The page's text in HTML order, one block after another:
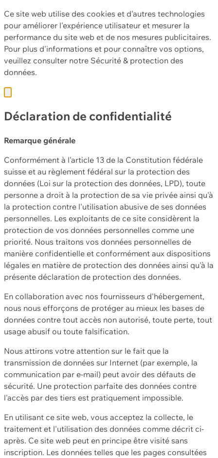
Ce site web utilise des cookies et d'autres technologies
pour améliorer l'expérience utilisateur et mesurer la
performance du site web et de nos mesures publicitaires.
Pour plus d'informations et pour connaître vos options,
veuillez consulter notre Sécurité & protection des
données.
Déclaration de confidentialité
Remarque générale
Conformément à l'article 13 de la Constitution fédérale
suisse et au règlement fédéral sur la protection des
données (Loi sur la protection des données, LPD), toute
personne a droit à la protection de sa vie privée ainsi qu'à
la protection contre l'utilisation abusive de ses données
personnelles. Les exploitants de ce site considèrent la
protection de vos données personnelles comme une
priorité. Nous traitons vos données personnelles de
manière confidentielle et conformément aux dispositions
légales en matière de protection des données ainsi qu'à la
présente déclaration de protection des données.
En collaboration avec nos fournisseurs d'hébergement,
nous nous efforçons de protéger au mieux les bases de
données contre tout accès non autorisé, toute perte, tout
usage abusif ou toute falsification.
Nous attirons votre attention sur le fait que la
transmission de données sur Internet (par exemple, la
communication par e-mail) peut avoir des défauts de
sécurité. Une protection parfaite des données contre
l'accès par des tiers est pratiquement impossible.
En utilisant ce site web, vous acceptez la collecte, le
traitement et l'utilisation des données comme décrit ci-
après. Ce site web peut en principe être visité sans
inscription. Les données telles que les pages consultées